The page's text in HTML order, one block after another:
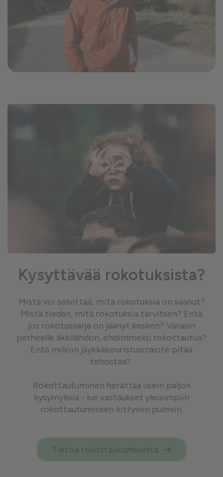
Kysyttävää rokotuksista?
Mistä voi selvittää, mitä rokotuksia on saanut?
Mistä tiedän, mitä rokotuksia tarvitsen? Entä
jos rokotussarja on jäänyt kesken? Varasin
perheelle äkkilähdön, ehdimmekö rokottautua?
Entä milloin jäykkäkouristusrokote pitää
tehostaa?
Rokottautuminen herättää usein paljon
kysymyksiä - lue vastaukset yleisimpiin
rokottautumiseen liittyviin pulmiin.
Tietoa rokottautumisesta